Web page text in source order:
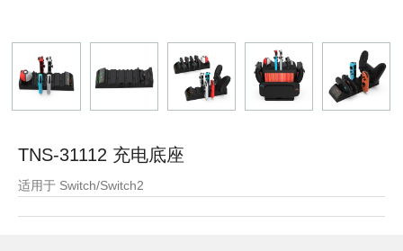
TNS-31112 充电底座
适用于 Switch/Switch2